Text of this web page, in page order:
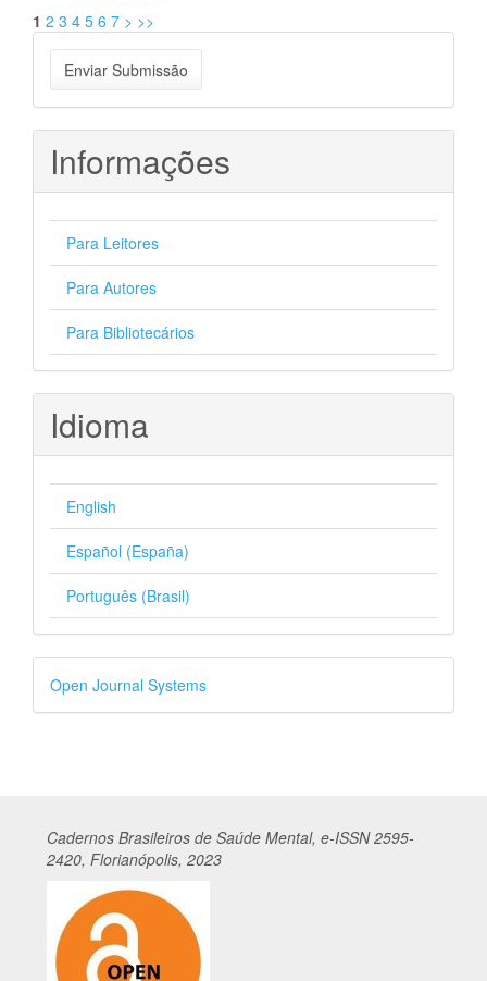
1 2 3 4 5 6 7 > >>
Enviar
Submissão
Enviar Submissão
Informações
Para Leitores
Para Autores
Para Bibliotecários
Idioma
English
Español (España)
Português (Brasil)
Desenvolvido
por
Open Journal Systems
Cadernos Brasileiros de Saúde Mental, e-ISSN 2595-
2420, Florianópolis, 2023